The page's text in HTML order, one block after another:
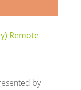
Remote
by